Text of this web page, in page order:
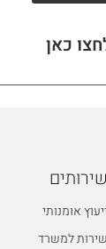
שירותים
ייעוץ אומנותי
שירות למשרד